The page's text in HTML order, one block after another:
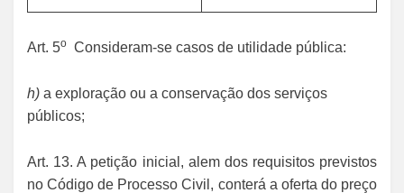
Art. 5o Consideram-se casos de utilidade pública:
h) a exploração ou a conservação dos serviços
públicos;
Art. 13. A petição inicial, alem dos requisitos previstos
no Código de Processo Civil, conterá a oferta do preço